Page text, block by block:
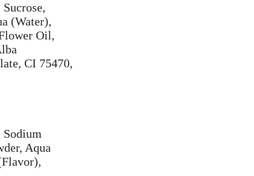
(Water),
Oil,
CI 75470,
Aqua